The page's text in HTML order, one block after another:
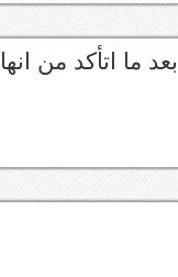
ما اتأكد من